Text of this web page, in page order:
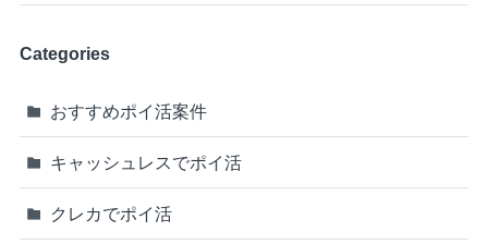
Categories
おすすめポイ活案件
キャッシュレスでポイ活
クレカでポイ活